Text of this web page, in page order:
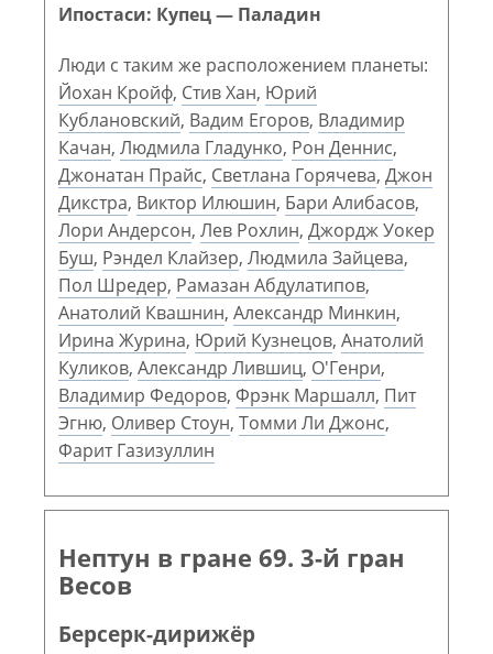
Ипостаси: Купец — Паладин
Люди с таким же расположением планеты:
Йохан Кройф, Стив Хан, Юрий
Кублановский, Вадим Егоров, Владимир
Качан, Людмила Гладунко, Рон Деннис,
Джонатан Прайс, Светлана Горячева, Джон
Дикстра, Виктор Илюшин, Бари Алибасов,
Лори Андерсон, Лев Рохлин, Джордж Уокер
Буш, Рэндел Клайзер, Людмила Зайцева,
Пол Шредер, Рамазан Абдулатипов,
Анатолий Квашнин, Александр Минкин,
Ирина Журина, Юрий Кузнецов, Анатолий
Куликов, Александр Лившиц, О'Генри,
Владимир Федоров, Фрэнк Маршалл, Пит
Эгню, Оливер Стоун, Томми Ли Джонс,
Фарит Газизуллин
Нептун в гране 69. 3-й гран
Весов
Берсерк-дирижёр